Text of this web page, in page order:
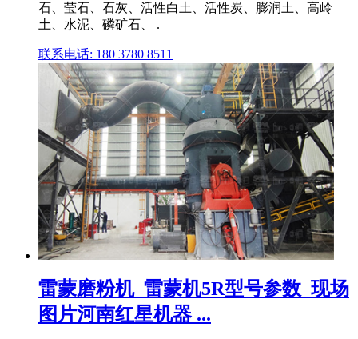
石、莹石、石灰、活性白土、活性炭、膨润土、高岭
土、水泥、磷矿石、 .
联系电话: 180 3780 8511
雷蒙磨粉机_雷蒙机5R型号参数_现场
图片河南红星机器 ...